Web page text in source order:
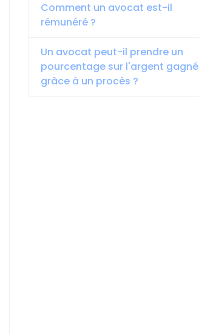
Comment un avocat est-il
rémunéré ?
Un avocat peut-il prendre un
pourcentage sur l'argent gagné
grâce à un procès ?